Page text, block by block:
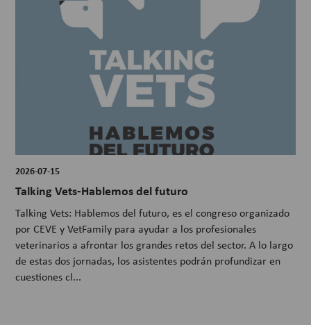
2026-07-15
Talking Vets-Hablemos del futuro
Talking Vets: Hablemos del futuro, es el congreso organizado
por CEVE y VetFamily para ayudar a los profesionales
veterinarios a afrontar los grandes retos del sector. A lo largo
de estas dos jornadas, los asistentes podrán profundizar en
cuestiones cl...